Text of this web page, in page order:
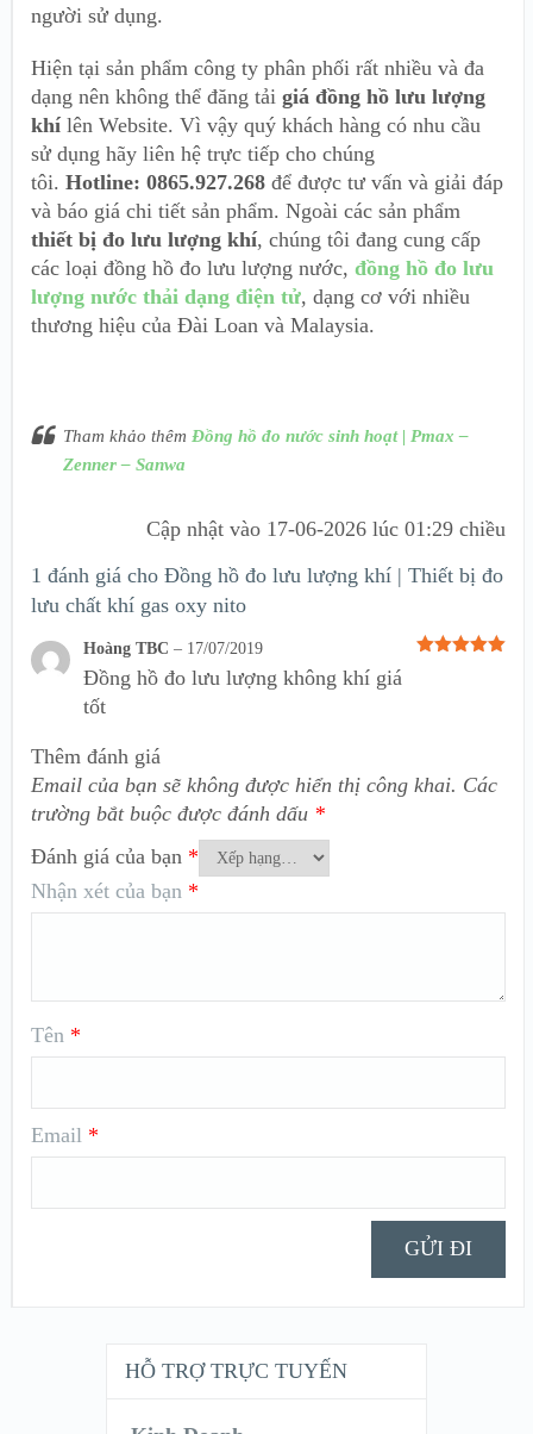
người sử dụng.
Hiện tại sản phẩm công ty phân phối rất nhiều và đa
dạng nên không thể đăng tải giá đồng hồ lưu lượng
khí lên Website. Vì vậy quý khách hàng có nhu cầu
sử dụng hãy liên hệ trực tiếp cho chúng
tôi. Hotline: 0865.927.268 để được tư vấn và giải đáp
và báo giá chi tiết sản phẩm. Ngoài các sản phẩm
thiết bị đo lưu lượng khí, chúng tôi đang cung cấp
các loại đồng hồ đo lưu lượng nước, đồng hồ đo lưu
lượng nước thải dạng điện tử, dạng cơ với nhiều
thương hiệu của Đài Loan và Malaysia.
Tham khảo thêm Đồng hồ đo nước sinh hoạt | Pmax –
Zenner – Sanwa
Cập nhật vào 17-06-2026 lúc 01:29 chiều
1 đánh giá cho Đồng hồ đo lưu lượng khí | Thiết bị đo
lưu chất khí gas oxy nito
Hoàng TBC – 17/07/2019
Đồng hồ đo lưu lượng không khí giá
tốt
Thêm đánh giá
Email của bạn sẽ không được hiển thị công khai. Các
trường bắt buộc được đánh dấu *
Đánh giá của bạn *
Nhận xét của bạn *
Tên *
Email *
HỖ TRỢ TRỰC TUYẾN